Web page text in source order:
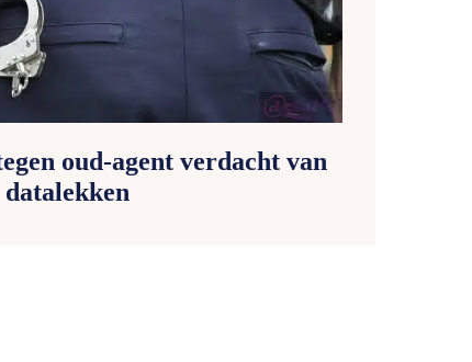
oud-agent verdacht van
datalekken